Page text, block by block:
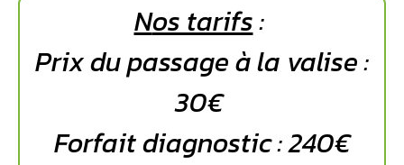
Nos tarifs:
Prix du passage à la valise :
30€
Forfait diagnostic : 240€